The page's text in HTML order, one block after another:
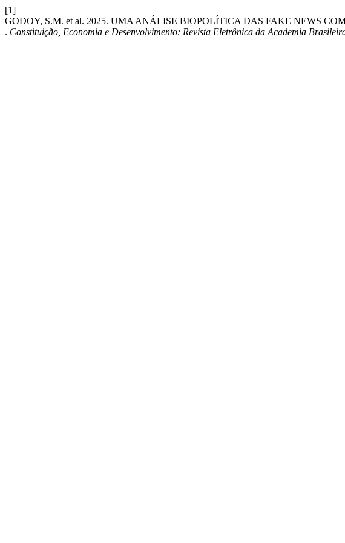
[1]
GODOY, S.M. et al. 2025. UMA ANÁLISE BIOPOLÍTICA DAS FAKE NEWS
. Constituição, Economia e Desenvolvimento: Revista Eletrônica da Academia